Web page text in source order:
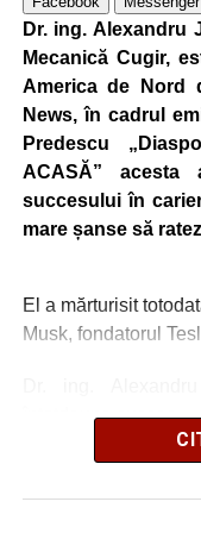
Dr. ing. Alexandru
Mecanică Cugir,
America de Nord
News, în cadrul
Predescu
ACASĂ” acesta
succesului în
mare șanse să
El a mărturisit
Musk, fondatorul
întotdeuna succes
„Nu am lucrat
lucrat la Uzina